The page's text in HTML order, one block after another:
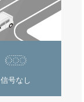
信号なし